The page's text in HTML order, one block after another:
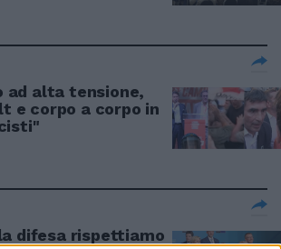
ad alta tensione,
e corpo a corpo in
difesa rispettiamo